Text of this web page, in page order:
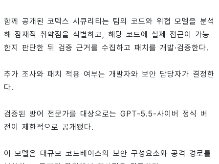
함께 공개된 코덱스 시큐리티는 팀의 코드와 위협 모델을 분석
해 잠재적 취약점을 식별하고, 해당 코드에 실제 접근이 가능
한지 판단한 뒤 검증 근거를 수집하고 패치를 개발·검증한다.
추가 조사와 패치 적용 여부는 개발자와 보안 담당자가 결정한
다.
검증된 방어 전문가를 대상으로는 GPT-5.5-사이버 정식 버
전이 제한적으로 공개됐다.
이 모델은 대규모 코드베이스의 보안 구성요소와 공격 경로를